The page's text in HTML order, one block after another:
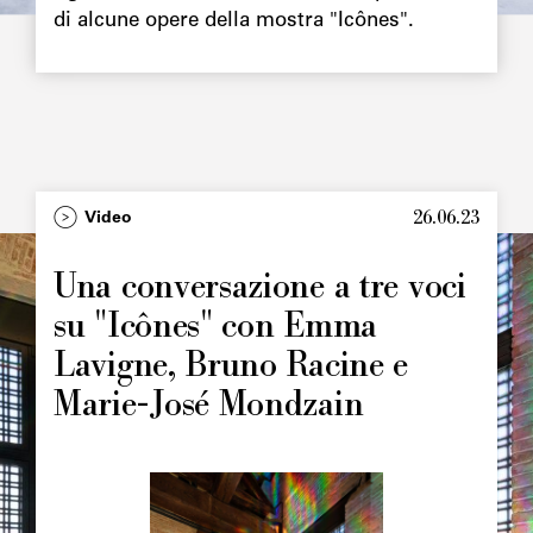
di alcune opere della mostra "Icônes".
Video 26.06.23
Una conversazione a tre voci
su "Icônes" con Emma
Lavigne, Bruno Racine e
Marie-José Mondzain